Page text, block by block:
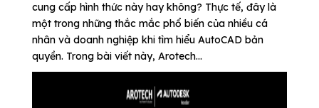
cung cấp hình thức này hay không? Thực tế, đây là
một trong những thắc mắc phổ biến của nhiều cá
nhân và doanh nghiệp khi tìm hiểu AutoCAD bản
quyền. Trong bài viết này, Arotech...